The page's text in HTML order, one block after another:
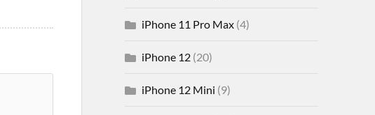
iPhone 11 Pro Max(4)
iPhone 12(20)
iPhone 12 Mini (9)